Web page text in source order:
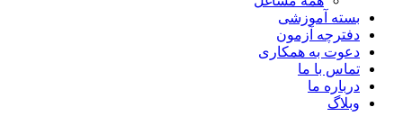
بسته آموزشی
دفترچه آزمون
دعوت به همکاری
تماس با ما
درباره ما
وبلاگ